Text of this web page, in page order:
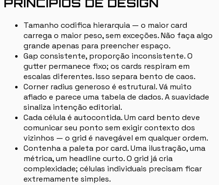
PRINCÍPIOS DE DESIGN
Tamanho codifica hierarquia — o maior card
carrega o maior peso, sem exceções. Não faça algo
grande apenas para preencher espaço.
Gap consistente, proporção inconsistente. O
gutter permanece fixo; os cards respiram em
escalas diferentes. Isso separa bento de caos.
Corner radius generoso é estrutural. Vá muito
afiado e parece uma tabela de dados. A suavidade
sinaliza intenção editorial.
Cada célula é autocontida. Um card bento deve
comunicar seu ponto sem exigir contexto dos
vizinhos — o grid é navegável em qualquer ordem.
Contenha a paleta por card. Uma ilustração, uma
métrica, um headline curto. O grid já cria
complexidade; células individuais precisam ficar
extremamente simples.